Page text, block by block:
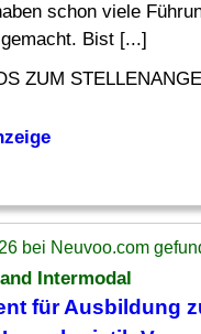
schon viele
Bist [...]
ZUM
bei Neuvoo.com
Intermodal
für Ausbildung